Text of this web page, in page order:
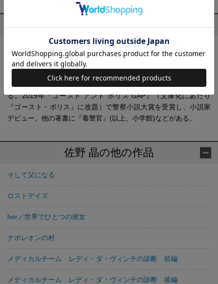
プロフィール
東京都生まれ。会社勤務を経て映画ライターに。『そして父にな
る』『怪物』『Cloud クラウド』(すべて宝島社文庫)、『侍タイム
スリッパー』（KADOKAWA）ほか多数のノベライズ作品を手がけ
る。2019年『ゴースト アンド ポリス GAP』（文庫化にあたり
『ゴースト・ポリス』に改題）で警察小説大賞を受賞し、小説家
デビュー。他の著書に『毒警官』(以上、小学館)などがある。
佐野 晶の他の作品
そして父になる
ロストデイズ
her／世界でひとつの彼女
ナポレオンの村
メディカルチーム レディ・ダ・ヴィンチの診断 前編
メディカルチーム レディ・ダ・ヴィンチの診断 後編